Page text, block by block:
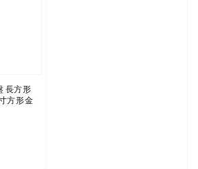
長方形
方形金